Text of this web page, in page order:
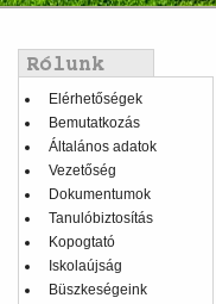
menu
Balmenü
Elérhetőségek
Bemutatkozás
Általános adatok
Vezetőség
Dokumentumok
Tanulóbiztosítás
Kopogtató
Iskolaújság
Büszkeségeink